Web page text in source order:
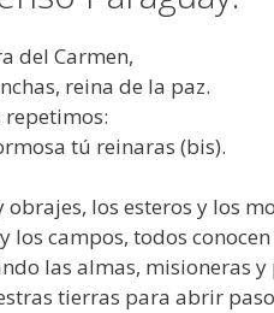
del Carmen,
reina de la paz.
tú reinaras (bis).
obrajes, los esteros y los
los campos, todos
las almas, misioneras y
tierras para abrir